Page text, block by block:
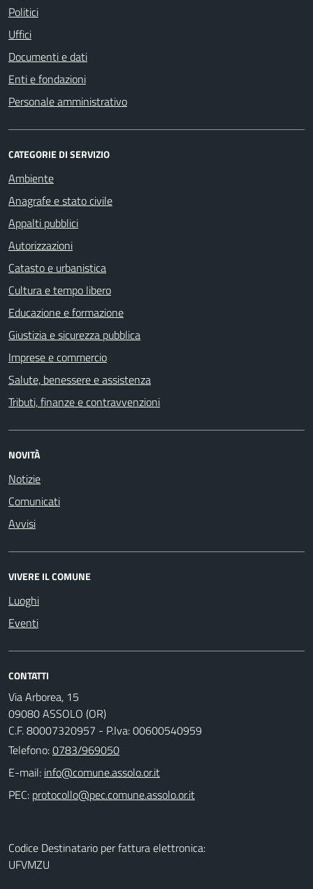
Politici
Uffici
Documenti e dati
Enti e fondazioni
Personale amministrativo
CATEGORIE DI SERVIZIO
Ambiente
Anagrafe e stato civile
Appalti pubblici
Autorizzazioni
Catasto e urbanistica
Cultura e tempo libero
Educazione e formazione
Giustizia e sicurezza pubblica
Imprese e commercio
Salute, benessere e assistenza
Tributi, finanze e contravvenzioni
NOVITÀ
Notizie
Comunicati
Avvisi
VIVERE IL COMUNE
Luoghi
Eventi
CONTATTI
Via Arborea, 15
09080 ASSOLO (OR)
C.F. 80007320957 - P.Iva: 00600540959
Telefono:0783/969050
E-mail:
PEC:
Codice Destinatario per fattura elettronica:
UFVMZU